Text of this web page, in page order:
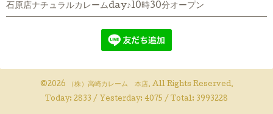
石原店ナチュラルカレームday♪10時30分オープン
©2026 （株）高崎カレーム 本店. All Rights Reserved.
Today: 2833 / Yesterday: 4075 / Total: 3993228